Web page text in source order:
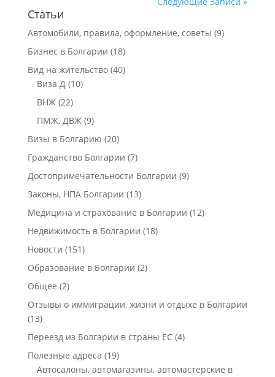
Статьи
Автомобили, правила, оформление, советы (9)
Бизнес в Болгарии (18)
Вид на жительство(40)
Виза Д(10)
ВНЖ(22)
ПМЖ, ДВЖ(9)
Визы в Болгарию (20)
Гражданство Болгарии (7)
Достопримечательности Болгарии (9)
Законы, НПА Болгарии (13)
Медицина и страхование в Болгарии (12)
Недвижимость в Болгарии (18)
Новости (151)
Образование в Болгарии (2)
Общее (2)
Отзывы о иммиграции, жизни и отдыхе в Болгарии
(13)
Переезд из Болгарии в страны ЕС(4)
Полезные адреса (19)
Автосалоны, автомагазины, автомастерские в